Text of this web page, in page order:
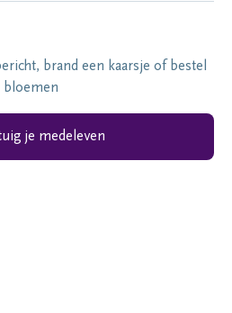
brand een kaarsje of bestel
bloemen
je medeleven